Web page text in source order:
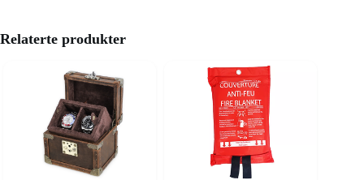
Relaterte produkter